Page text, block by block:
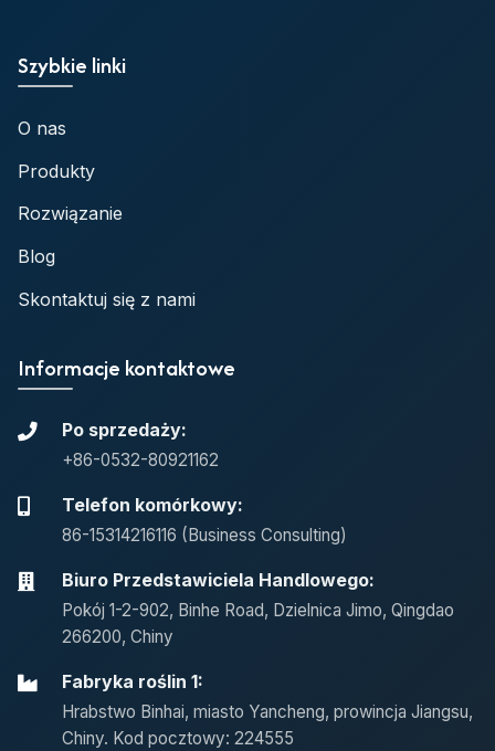
Szybkie linki
O nas
Produkty
Rozwiązanie
Blog
Skontaktuj się z nami
Informacje kontaktowe
Po sprzedaży:
+86-0532-80921162
Telefon komórkowy:
86-15314216116 (Business Consulting)
Biuro Przedstawiciela Handlowego:
Pokój 1-2-902, Binhe Road, Dzielnica Jimo, Qingdao
266200, Chiny
Fabryka roślin 1:
Hrabstwo Binhai, miasto Yancheng, prowincja Jiangsu,
Chiny. Kod pocztowy: 224555